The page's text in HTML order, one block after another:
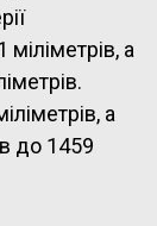
а
а
до 1459